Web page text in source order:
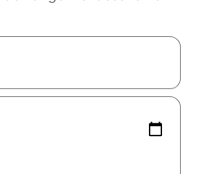
navigiere mit den